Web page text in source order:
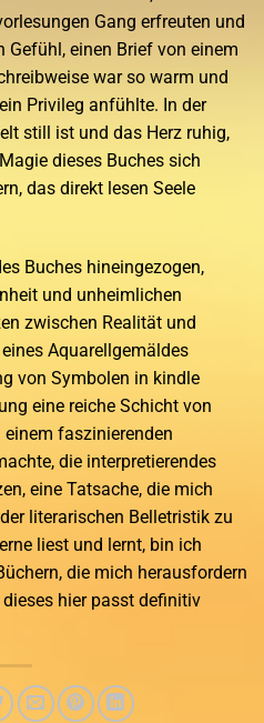
Gang erfreuten und
Gefühl, einen Brief von einem
war so warm und
Privileg anfühlte. In der
still ist und das Herz ruhig,
dieses Buches sich
das direkt lesen Seele
Buches hineingezogen,
und unheimlichen
zwischen Realität und
Aquarellgemäldes
von Symbolen in kindle
eine reiche Schicht von
faszinierenden
die interpretierendes
eine Tatsache, die mich
literarischen Belletristik zu
liest und lernt, bin ich
die mich herausfordern
hier passt definitiv